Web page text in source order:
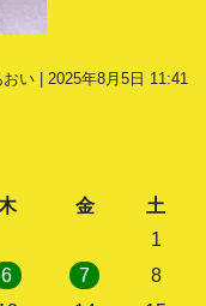
い | 2025年8月5日 11:41
金
土
1
6 7
8